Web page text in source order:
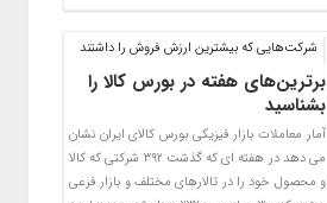
شرکت‌هایی که بیشترین ارزش فروش را داشتند
برترین‌های هفته در بورس کالا را
بشناسید
آمار معاملات بازار فیزیکی بورس کالای ایران نشان
می دهد در هفته ای که گذشت ۳۹۲ شرکتی که کالا
و محصول‌ خود را در تالارهای مختلف و بازار فرعی